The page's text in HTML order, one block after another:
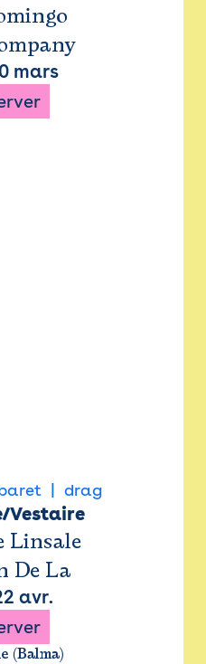
mars
drag
Vestaire
Linsale
De La
avr.
(Balma)